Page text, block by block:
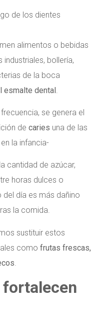
de los dientes
alimentos o bebidas
bollería,
de la boca
esmalte dental
se genera el
de caries una de las
la infancia-
cantidad de azúcar,
horas dulces o
día es más dañino
la comida.
sustituir estos
como frutas frescas,
.